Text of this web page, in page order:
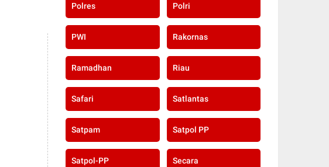
Polres Polri
PWI Rakornas
Ramadhan Riau
Safari Satlantas
Satpam Satpol PP
Satpol-PP Secara